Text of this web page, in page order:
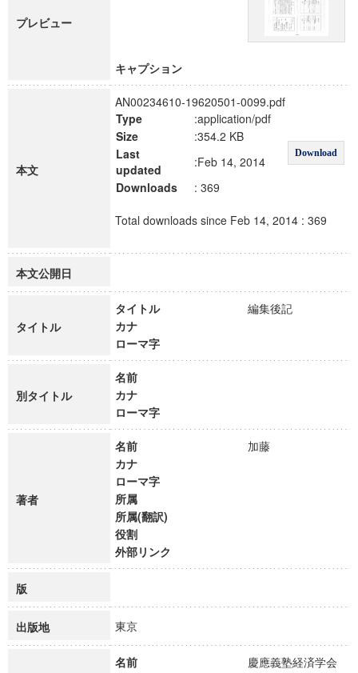
プレビュー
キャプション
本文
AN00234610-19620501-0099.pdf
Type
:application/pdf
Download
Size
:354.2 KB
Last
updated
:Feb 14, 2014
Downloads
: 369
Total downloads since Feb 14, 2014 : 369
本文公開日
タイトル
タイトル
編集後記
カナ
ローマ字
別タイトル
名前
カナ
ローマ字
著者
名前
加藤
カナ
ローマ字
所属
所属(翻訳)
役割
外部リンク
版
出版地 東京
名前 慶應義塾経済学会